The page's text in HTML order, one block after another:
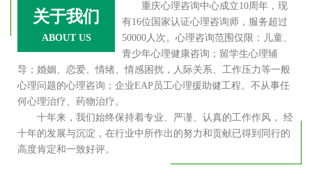
关于我们
ABOUT US
重庆心理咨询中心成立10周年，现
有16位国家认证心理咨询师，服务超过
50000人次。心理咨询范围仅限：儿童、
青少年心理健康咨询；留学生心理辅
导；婚姻、恋爱、情绪、情感困扰，人际关系、工作压力等一般
心理问题的心理咨询；企业EAP员工心理援助健工程。不从事任
何心理治疗、药物治疗。
十年来，我们始终保持着专业、严谨、认真的工作作风， 经
十年的发展与沉淀，在行业中所作出的努力和贡献已得到同行的
高度肯定和一致好评。